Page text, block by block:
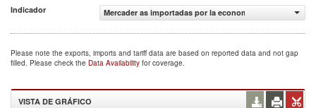
Indicador
Mercader as importadas por la econom a informante,
Please note the exports, imports and tariff data are based on reported data and not gap
filled. Please check the Data Availability for coverage.
VISTA DE GRÁFICO